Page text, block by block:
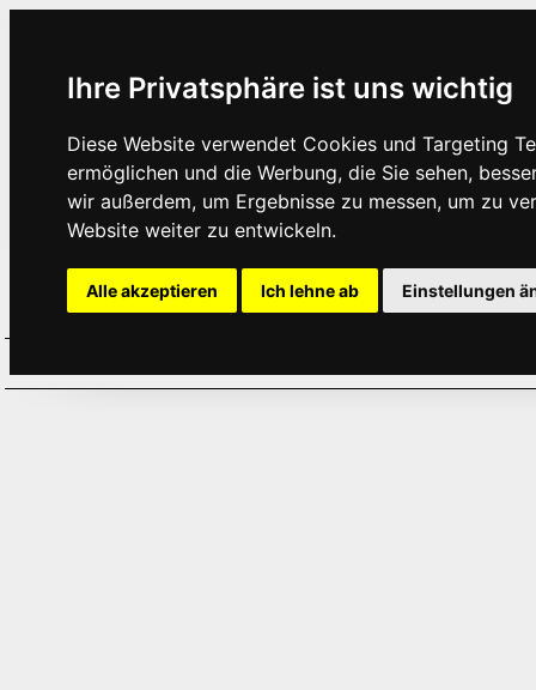
Ihre Privatsphäre ist uns wichtig
Diese Website verwendet Cookies und Targeting
ermöglichen und die Werbung, die Sie sehen,
wir außerdem, um Ergebnisse zu messen, um zu
Website weiter zu entwickeln.
Alle akzeptieren Ich lehne ab Einstellungen